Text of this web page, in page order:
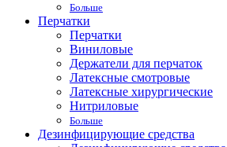
Больше
Перчатки
Перчатки
Виниловые
Держатели для перчаток
Латексные смотровые
Латексные хирургические
Нитриловые
Больше
Дезинфицирующие средства